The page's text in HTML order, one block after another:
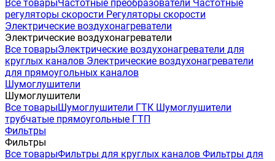
Все товарыЧастотные преобразователи Частотные
регуляторы скорости Регуляторы скорости
Электрические воздухонагреватели
Электрические воздухонагреватели
Все товарыЭлектрические воздухонагреватели для
круглых каналов Электрические воздухонагреватели
для прямоугольных каналов
Шумоглушители
Шумоглушители
Все товарыШумоглушители ГТК Шумоглушители
трубчатые прямоугольные ГТП
Фильтры
Фильтры
Все товарыФильтры для круглых каналов Фильтры для